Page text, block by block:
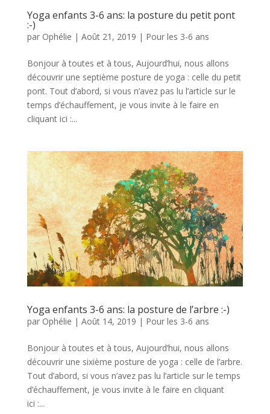
Yoga enfants 3-6 ans: la posture du petit pont
:-)
par Ophélie | Août 21, 2019 | Pour les 3-6 ans
Bonjour à toutes et à tous, Aujourd’hui, nous allons
découvrir une septième posture de yoga : celle du petit
pont. Tout d’abord, si vous n’avez pas lu l’article sur le
temps d’échauffement, je vous invite à le faire en
cliquant ici :...
Yoga enfants 3-6 ans: la posture de l’arbre :-)
par Ophélie | Août 14, 2019 | Pour les 3-6 ans
Bonjour à toutes et à tous, Aujourd’hui, nous allons
découvrir une sixième posture de yoga : celle de l’arbre.
Tout d’abord, si vous n’avez pas lu l’article sur le temps
d’échauffement, je vous invite à le faire en cliquant
ici :...